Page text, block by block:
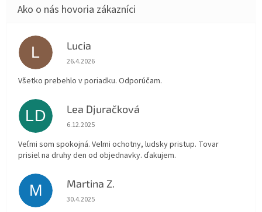
L Lucia
Hodnotenie obchodu je 5 z 5 hviezdičiek.
26.4.2026
Všetko prebehlo v poriadku. Odporúčam.
LD Lea Djuračková
Hodnotenie obchodu je 5 z 5 hviezdičiek.
6.12.2025
Veľmi som spokojná. Velmi ochotny, ludsky pristup. Tovar
prisiel na druhy den od objednavky. ďakujem.
M Martina Z.
Hodnotenie obchodu je 5 z 5 hviezdičiek.
30.4.2025